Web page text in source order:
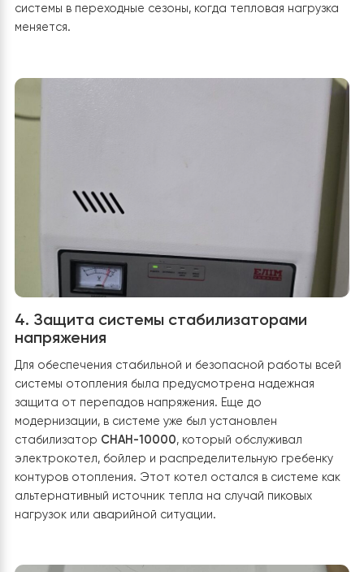
емкости, которая выполняет роль гидравлического
разделителя между тепловым насосом и
позволяет тепловому насосу работать стабильно и с
минимальным количеством пусков, что положительно
влияет на его ресурс и энергоэффективность. От
буферной емкости тепло подается в отдельные
отопительные контуры — теплый пол и радиаторное
отопление. Каждый контур имеет отдельный
теплоносителя в соответствии с потребностями
конкретной зоны. Система спроектирована таким
отдельных помещениях, что обеспечивает комфорт и
экономию. Такой подход позволяет эффективно
использовать тепловую энергию только там, где она
действительно нужна, и избегать перегрева в
которые временно не используются. Интеграция
с многоконтурной системой позволяет достичь
максимальной гибкости, а также упрощает
системы в переходные сезоны, когда тепловая